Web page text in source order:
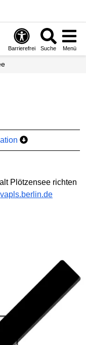
Barrierefrei Suche Menü
Plötzensee richten